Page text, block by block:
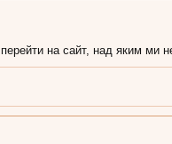
на сайт, над яким